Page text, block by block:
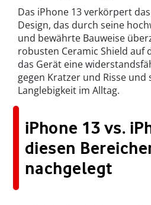
Das iPhone 13 verkörpert
Design, das durch seine
und bewährte Bauweise
robusten Ceramic Shield auf
das Gerät eine
gegen Kratzer und Risse
Langlebigkeit im Alltag.
iPhone 13 vs.
diesen
nachgelegt